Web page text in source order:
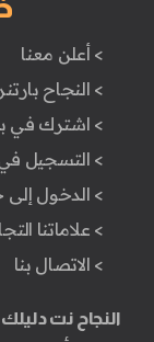
> أعلن معنا
> النجاح بارتنر
> اشترك في
> التسجيل
> الدخول
> علاماتنا
> الاتصال بنا
النجاح نت